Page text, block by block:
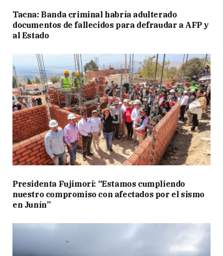
Tacna: Banda criminal habría adulterado
documentos de fallecidos para defraudar a AFP y
al Estado
Presidenta Fujimori: “Estamos cumpliendo
nuestro compromiso con afectados por el sismo
en Junín”